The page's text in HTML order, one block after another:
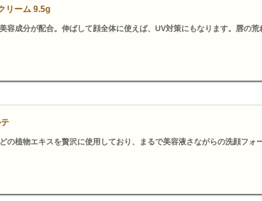
リーム 9.5g
成分が配合。伸ばして顔全体に使えば、UV対策にもなります。唇の荒
植物エキスを贅沢に使用しており、まるで美容液さながらの洗顔フォ